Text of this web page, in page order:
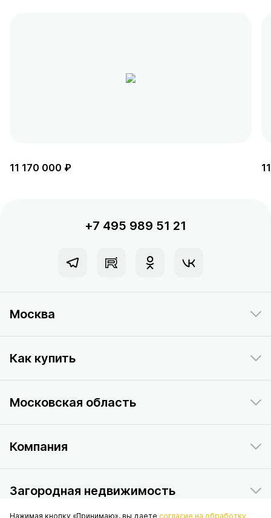
11 170 000 ₽
+7 495 989 51 21
Москва
Как купить
Московская область
Компания
Загородная недвижимость
Нажимая кнопку «Принимаю», вы даете согласие на обработку